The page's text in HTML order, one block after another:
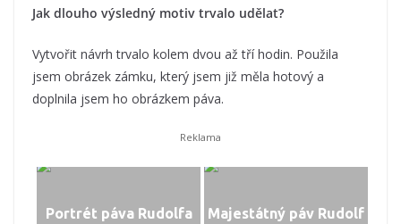
Jak dlouho výsledný motiv trvalo udělat?
Vytvořit návrh trvalo kolem dvou až tří hodin. Použila
jsem obrázek zámku, který jsem již měla hotový a
doplnila jsem ho obrázkem páva.
Portrét páva Rudolfa Majestátný páv Rudolf